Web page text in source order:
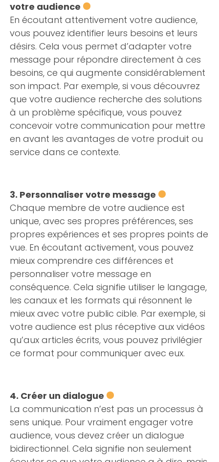
votre audience
En écoutant attentivement votre audience,
vous pouvez identifier leurs besoins et leurs
désirs. Cela vous permet d’adapter votre
message pour répondre directement à ces
besoins, ce qui augmente considérablement
son impact. Par exemple, si vous découvrez
que votre audience recherche des solutions
à un problème spécifique, vous pouvez
concevoir votre communication pour mettre
en avant les avantages de votre produit ou
service dans ce contexte.
3. Personnaliser votre message
Chaque membre de votre audience est
unique, avec ses propres préférences, ses
propres expériences et ses propres points de
vue. En écoutant activement, vous pouvez
mieux comprendre ces différences et
personnaliser votre message en
conséquence. Cela signifie utiliser le langage,
les canaux et les formats qui résonnent le
mieux avec votre public cible. Par exemple, si
votre audience est plus réceptive aux vidéos
qu’aux articles écrits, vous pouvez privilégier
ce format pour communiquer avec eux.
4. Créer un dialogue
La communication n’est pas un processus à
sens unique. Pour vraiment engager votre
audience, vous devez créer un dialogue
bidirectionnel. Cela signifie non seulement